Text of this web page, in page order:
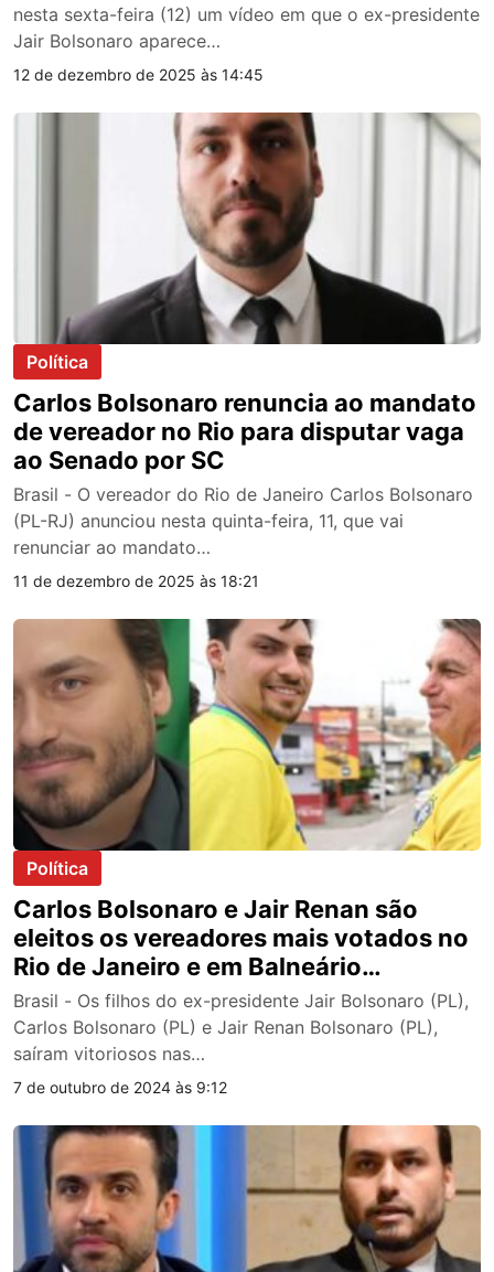
nesta sexta-feira (12) um vídeo em que o ex-presidente
Jair Bolsonaro aparece…
12 de dezembro de 2025 às 14:45
Política
Carlos Bolsonaro renuncia ao mandato
de vereador no Rio para disputar vaga
ao Senado por SC
Brasil - O vereador do Rio de Janeiro Carlos Bolsonaro
(PL-RJ) anunciou nesta quinta-feira, 11, que vai
renunciar ao mandato…
11 de dezembro de 2025 às 18:21
Política
Carlos Bolsonaro e Jair Renan são
eleitos os vereadores mais votados no
Rio de Janeiro e em Balneário
Camboriú
Brasil - Os filhos do ex-presidente Jair Bolsonaro (PL),
Carlos Bolsonaro (PL) e Jair Renan Bolsonaro (PL),
saíram vitoriosos nas…
7 de outubro de 2024 às 9:12